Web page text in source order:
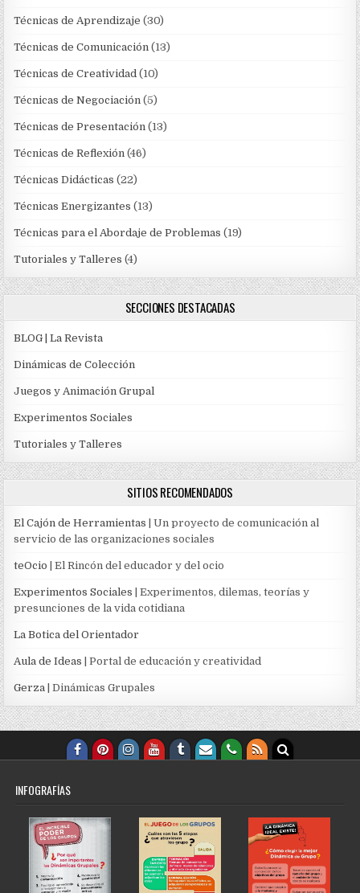
Técnicas de Aprendizaje (30)
Técnicas de Comunicación (13)
Técnicas de Creatividad (10)
Técnicas de Negociación (5)
Técnicas de Presentación (13)
Técnicas de Reflexión (46)
Técnicas Didácticas (22)
Técnicas Energizantes (13)
Técnicas para el Abordaje de Problemas (19)
Tutoriales y Talleres (4)
SECCIONES DESTACADAS
BLOG | La Revista
Dinámicas de Colección
Juegos y Animación Grupal
Experimentos Sociales
Tutoriales y Talleres
SITIOS RECOMENDADOS
El Cajón de Herramientas | Un proyecto de comunicación al
servicio de las organizaciones sociales
teOcio | El Rincón del educador y del ocio
Experimentos Sociales | Experimentos, dilemas, teorías y
presunciones de la vida cotidiana
La Botica del Orientador
Aula de Ideas | Portal de educación y creatividad
Gerza | Dinámicas Grupales
INFOGRAFÍAS